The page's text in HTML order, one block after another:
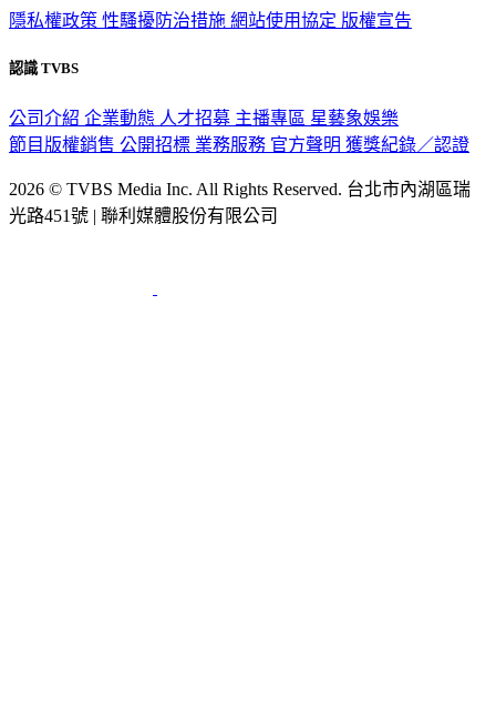
隱私權政策 性騷擾防治措施 網站使用協定 版權宣告
認識 TVBS
公司介紹 企業動態 人才招募 主播專區 星藝象娛樂
節目版權銷售 公開招標 業務服務 官方聲明 獲獎紀錄／認證
2026 © TVBS Media Inc. All Rights Reserved. 台北市內湖區瑞
光路451號 | 聯利媒體股份有限公司